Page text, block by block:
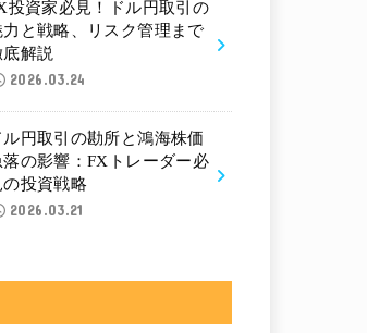
投資家必見！ドル円取引の
力と戦略、リスク管理まで
底解説
2026.03.24
ル円取引の勘所と鴻海株価
落の影響：FXトレーダー必
の投資戦略
2026.03.21